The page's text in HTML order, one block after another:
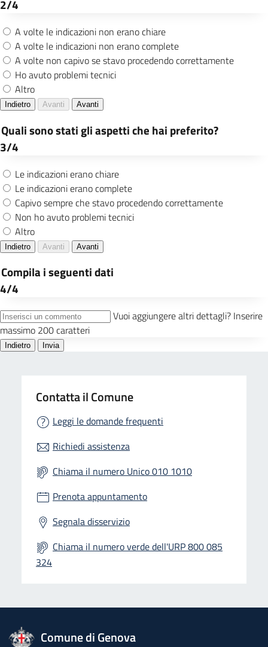
Contatta il Comune
Leggi le domande frequenti
Richiedi assistenza
Chiama il numero Unico 010 1010
Prenota appuntamento
Segnala disservizio
Chiama il numero verde dell'URP 800 085
324
logo Unione Europea
Comune di Genova